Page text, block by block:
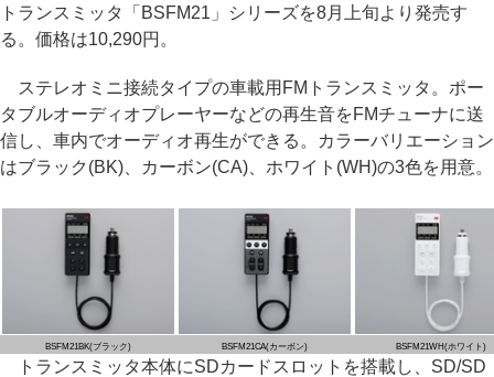
トランスミッタ「BSFM21」シリーズを8月上旬より発売す
る。価格は10,290円。
ステレオミニ接続タイプの車載用FMトランスミッタ。ポー
タブルオーディオプレーヤーなどの再生音をFMチューナに送
信し、車内でオーディオ再生ができる。カラーバリエーション
はブラック(BK)、カーボン(CA)、ホワイト(WH)の3色を用意。
BSFM21BK(ブラック) BSFM21CA(カーボン) BSFM21WH(ホワイト)
トランスミッタ本体にSDカードスロットを搭載し、SD/SD